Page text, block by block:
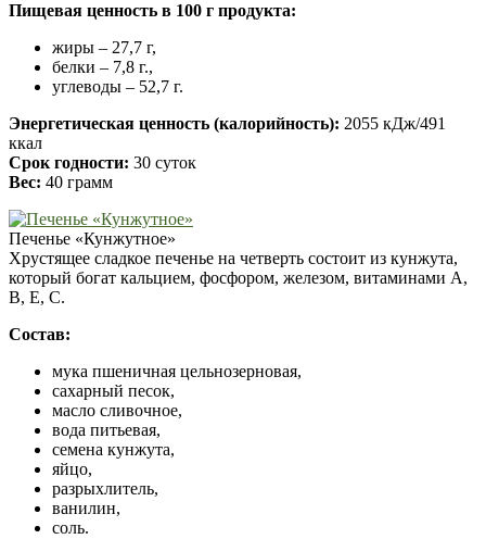
Пищевая ценность в 100 г продукта:
жиры – 27,7 г,
белки – 7,8 г.,
углеводы – 52,7 г.
Энергетическая ценность (калорийность): 2055 кДж/491
ккал
Срок годности: 30 суток
Вес: 40 грамм
Печенье «Кунжутное»
Хрустящее сладкое печенье на четверть состоит из кунжута,
который богат кальцием, фосфором, железом, витаминами А,
В, Е, С.
Состав:
мука пшеничная цельнозерновая,
сахарный песок,
масло сливочное,
вода питьевая,
семена кунжута,
яйцо,
разрыхлитель,
ванилин,
соль.